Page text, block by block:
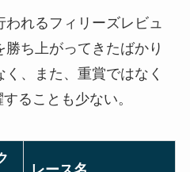
れるフィリーズレビュ
ち上がってきたばかり
、また、重賞ではなく
ることも少ない。